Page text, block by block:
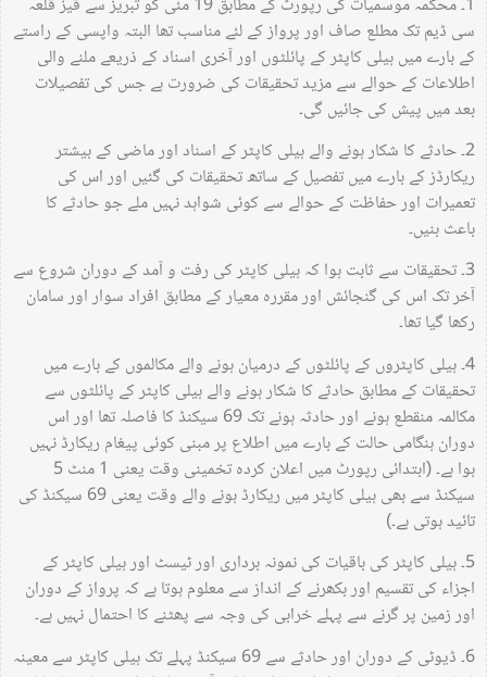
سی ڈیم تک مطلع صاف اور پرواز کے لئے مناسب تھا البتہ واپسی کے راستے
کے بارے میں ہیلی کاپٹر کے پائلٹوں اور آخری اسناد کے ذریعے ملنے والی
اطلاعات کے حوالے سے مزید تحقیقات کی ضرورت ہے جس کی تفصیلات
بعد میں پیش کی جائیں گی۔
2۔ حادثے کا شکار ہونے والے ہیلی کاپٹر کے اسناد اور ماضی کے بیشتر
ریکارڈز کے بارے میں تفصیل کے ساتھ تحقیقات کی گئیں اور اس کی
تعمیرات اور حفاظت کے حوالے سے کوئی شواہد نہیں ملے جو حادثے کا
باعث بنیں۔
3۔ تحقیقات سے ثابت ہوا کہ ہیلی کاپٹر کی رفت و آمد کے دوران شروع سے
آخر تک اس کی گنجائش اور مقررہ معیار کے مطابق افراد سوار اور سامان
رکھا گیا تھا۔
4۔ ہیلی کاپٹروں کے پائلٹوں کے درمیان ہونے والے مکالموں کے بارے میں
تحقیقات کے مطابق حادثے کا شکار ہونے والے ہیلی کاپٹر کے پائلٹوں سے
مکالمہ منقطع ہونے اور حادثہ ہونے تک 69 سیکنڈ کا فاصلہ تھا اور اس
دوران ہنگامی حالت کے بارے میں اطلاع پر مبنی کوئی پیغام ریکارڈ نہیں
ہوا ہے۔ (ابتدائی رپورٹ میں اعلان کردہ تخمینی وقت یعنی 1 منٹ 5
سیکنڈ سے بھی ہیلی کاپٹر میں ریکارڈ ہونے والے وقت یعنی 69 سیکنڈ کی
تائید ہوتی ہے۔)
5۔ ہیلی کاپٹر کی باقیات کی نمونہ برداری اور ٹیسٹ اور ہیلی کاپٹر کے
اجزاء کی تقسیم اور بکھرنے کے انداز سے معلوم ہوتا ہے کہ پرواز کے دوران
اور زمین پر گرنے سے پہلے خرابی کی وجہ سے پھٹنے کا احتمال نہیں ہے۔
6۔ ڈیوٹی کے دوران اور حادثے سے 69 سیکنڈ پہلے تک ہیلی کاپٹر سے معینہ